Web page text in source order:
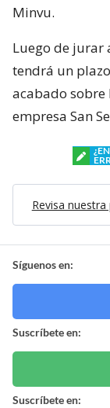
Minvu.
Luego de jurar
tendrá un
acabado sobre
empresa San
Revisa
Síguenos en:
Suscríbete en:
Suscríbete en: